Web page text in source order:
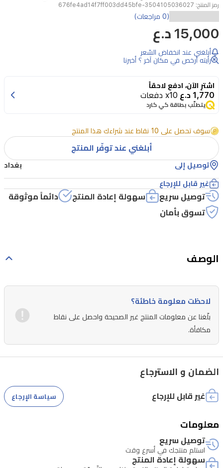
رمز المنتج: 3504105036027-676fe4ad14f7ff003dd45bfe
(0 مراجعات)
15,000 د.ع
أبلغني عند انخفاض السّعر
رأيته أرخص في مكان آخر ؟ أخبرنا
اشترِ الآن، ادفع لاحقاً
1,770 د.ع x10 دفعات
يتطلّب بطاقة كي كارد
سوف تحصل على 10 نقاط عند شراءك هذا المنتج
أبلغني عند توفّر المنتج
توصيل إلى بغداد
غير قابل للإرجاع
توصيل سريع سهولة إعادة المنتج
دائماً موثوقة
تسوق بأمان
الوصف
لاحظت معلومة خاطئة؟
بلّغنا عن معلومات المنتج غير الصحيحة واحصل على نقاط
مكافأة.
الضمان و الاسترجاع
غير قابل للإرجاع سياسة الإرجاع
معلومات
توصيل سريع
استلم منتجك في أسرع وقت
سهولة إعادة المنتج